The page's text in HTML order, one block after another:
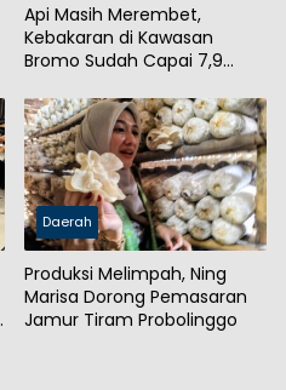
Api Masih Merembet,
Kebakaran di Kawasan
Bromo Sudah Capai 7,9
Daerah
Produksi Melimpah, Ning
Marisa Dorong Pemasaran
Jamur Tiram Probolinggo